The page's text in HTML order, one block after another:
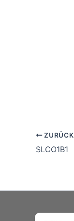
ZURÜCK
SLCO1B1